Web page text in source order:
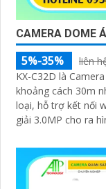
CAMERA DOME
5%-35%
liên
KX-C32D là
khoảng cách 30m
loại, hỗ trợ kết nối
giải 3.0MP cho ra